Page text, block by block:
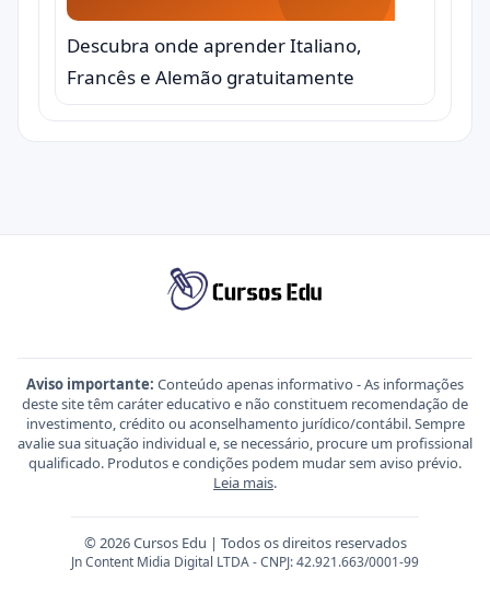
Descubra onde aprender Italiano,
Francês e Alemão gratuitamente
Aviso importante: Conteúdo apenas informativo - As informações
deste site têm caráter educativo e não constituem recomendação de
investimento, crédito ou aconselhamento jurídico/contábil. Sempre
avalie sua situação individual e, se necessário, procure um profissional
qualificado. Produtos e condições podem mudar sem aviso prévio.
Leia mais.
© 2026 Cursos Edu | Todos os direitos reservados
Jn Content Midia Digital LTDA - CNPJ: 42.921.663/0001-99